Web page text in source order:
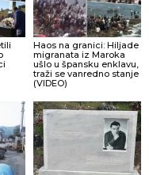
Haos na granici: Hiljade
migranata iz Maroka
ušlo u špansku enklavu,
traži se vanredno stanje
(VIDEO)